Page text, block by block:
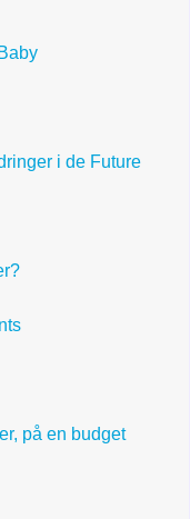
i de Future
på en budget